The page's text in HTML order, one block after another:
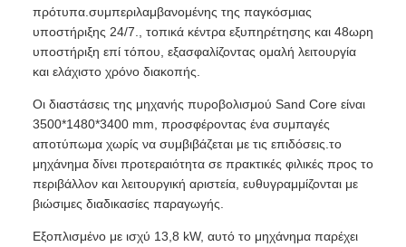
πρότυπα.συμπεριλαμβανομένης της παγκόσμιας
υποστήριξης 24/7., τοπικά κέντρα εξυπηρέτησης και 48ωρη
υποστήριξη επί τόπου, εξασφαλίζοντας ομαλή λειτουργία
και ελάχιστο χρόνο διακοπής.
Οι διαστάσεις της μηχανής πυροβολισμού Sand Core είναι
3500*1480*3400 mm, προσφέροντας ένα συμπαγές
αποτύπωμα χωρίς να συμβιβάζεται με τις επιδόσεις.το
μηχάνημα δίνει προτεραιότητα σε πρακτικές φιλικές προς το
περιβάλλον και λειτουργική αριστεία, ευθυγραμμίζονται με
βιώσιμες διαδικασίες παραγωγής.
Εξοπλισμένο με ισχύ 13,8 kW, αυτό το μηχάνημα παρέχει